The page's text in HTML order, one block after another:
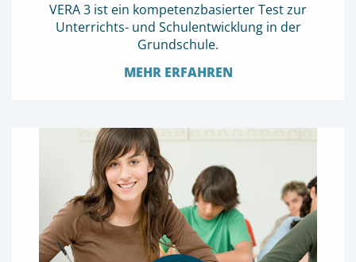
VERA 3 ist ein kompetenzbasierter Test zur
Unterrichts- und Schulentwicklung in der
Grundschule.
MEHR ERFAHREN